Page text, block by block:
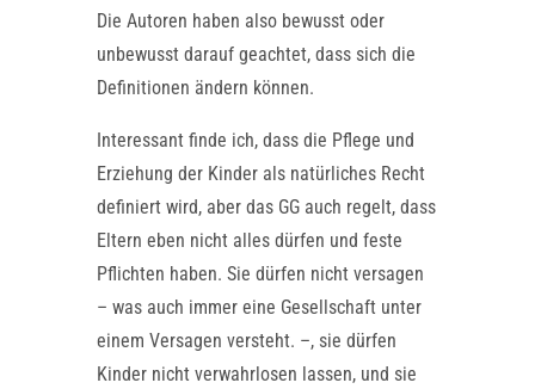
Die Autoren haben also bewusst oder
unbewusst darauf geachtet, dass sich die
Definitionen ändern können.
Interessant finde ich, dass die Pflege und
Erziehung der Kinder als natürliches Recht
definiert wird, aber das GG auch regelt, dass
Eltern eben nicht alles dürfen und feste
Pflichten haben. Sie dürfen nicht versagen
– was auch immer eine Gesellschaft unter
einem Versagen versteht. –, sie dürfen
Kinder nicht verwahrlosen lassen, und sie